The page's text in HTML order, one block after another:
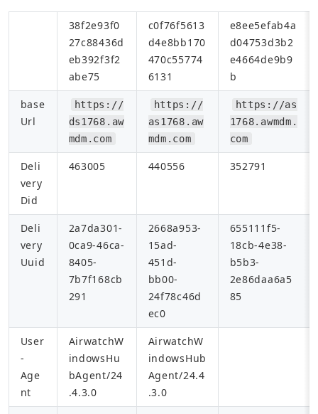
38f2e93f0
27c88436d
eb392f3f2
abe75
c0f76f5613
d4e8bb170
470c55774
6131
e8ee5efab4a
d04753d3b2
e4664de9b9
b
base
Url
https://
ds1768.aw
mdm.com
https://
as1768.aw
mdm.com
https://as
1768.awmdm.
com
Deli
very
Did
463005 440556 352791
Deli
very
Uuid
2a7da301-
0ca9-46ca-
8405-
7b7f168cb
291
2668a953-
15ad-
451d-
bb00-
24f78c46d
ec0
655111f5-
18cb-4e38-
b5b3-
2e86daa6a5
85
User
-
Age
nt
AirwatchW
indowsHu
bAgent/24
.4.3.0
AirwatchW
indowsHub
Agent/24.4
.3.0